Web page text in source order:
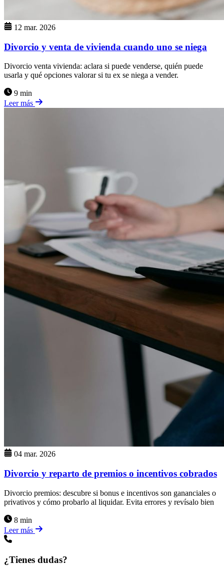
12 mar. 2026
Divorcio y venta de vivienda cuando uno se niega
Divorcio venta vivienda: aclara si puede venderse, quién puede
usarla y qué opciones valorar si tu ex se niega a vender.
9 min
Leer más
04 mar. 2026
Divorcio y reparto de premios o incentivos cobrados
Divorcio premios: descubre si bonus e incentivos son gananciales o
privativos y cómo probarlo al liquidar. Evita errores y revísalo bien
8 min
Leer más
¿Tienes dudas?